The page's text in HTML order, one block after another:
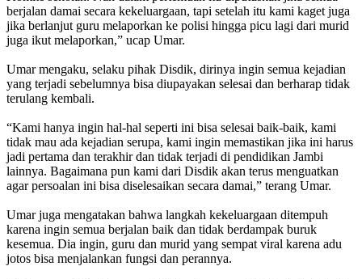
berjalan damai secara kekeluargaan, tapi setelah itu kami kaget juga
jika berlanjut guru melaporkan ke polisi hingga picu lagi dari murid
juga ikut melaporkan,” ucap Umar.
Umar mengaku, selaku pihak Disdik, dirinya ingin semua kejadian
yang terjadi sebelumnya bisa diupayakan selesai dan berharap tidak
terulang kembali.
“Kami hanya ingin hal-hal seperti ini bisa selesai baik-baik, kami
tidak mau ada kejadian serupa, kami ingin memastikan jika ini harus
jadi pertama dan terakhir dan tidak terjadi di pendidikan Jambi
lainnya. Bagaimana pun kami dari Disdik akan terus menguatkan
agar persoalan ini bisa diselesaikan secara damai,” terang Umar.
Umar juga mengatakan bahwa langkah kekeluargaan ditempuh
karena ingin semua berjalan baik dan tidak berdampak buruk
kesemua. Dia ingin, guru dan murid yang sempat viral karena adu
jotos bisa menjalankan fungsi dan perannya.